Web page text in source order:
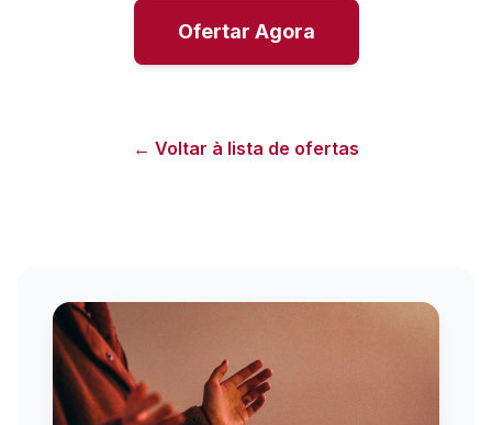
Ofertar Agora
← Voltar à lista de ofertas